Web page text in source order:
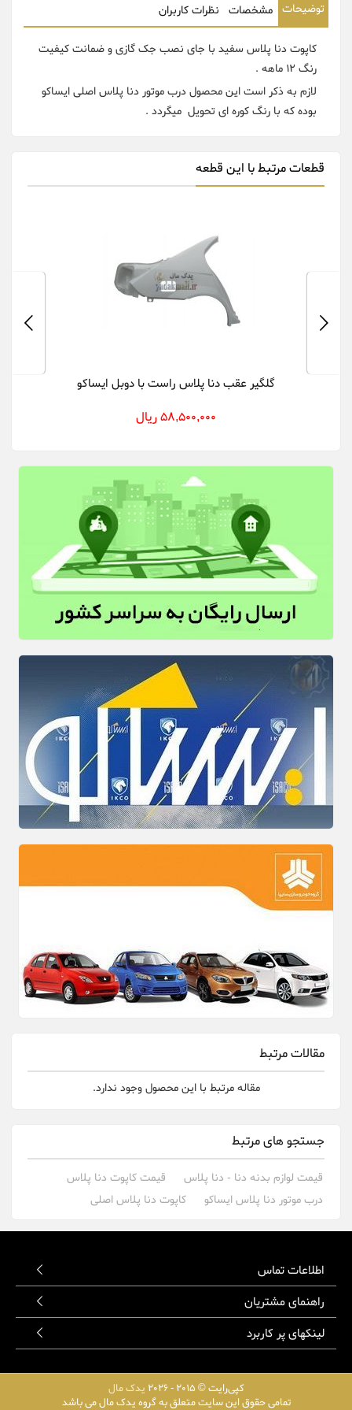
توضیحات مشخصات نظرات کاربران
کاپوت دنا پلاس سفید با جای نصب جک گازی و ضمانت کیفیت
رنگ 12 ماهه
.
لازم به ذکر است این محصول درب موتور دنا پلاس اصلی ایساکو
بوده که با رنگ کوره ای تحویل میگردد .
قطعات مرتبط با این قطعه
گلگیر عقب دنا پلاس راست با دوبل ایساکو
58,500,000 ریال
مقالات مرتبط
مقاله مرتبط با این محصول وجود ندارد.
جستجو های مرتبط
قیمت لوازم بدنه دنا - دنا پلاس
قیمت کاپوت دنا پلاس
درب موتور دنا پلاس ایساکو
کاپوت دنا پلاس اصلی
اطلاعات تماس
راهنمای مشتریان
لینکهای پر کاربرد
کپی‌رایت © 2015 - 2026
یدک مال
تمامی حقوق این سایت متعلق به گروه یدک مال می باشد